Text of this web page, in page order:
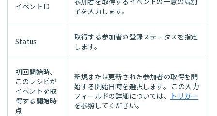
イベントID
子を入力します。
Status
取得する参加者の登録ステータスを指定
します。
初回開始時、
このレシピが
イベントを取
得する開始時
点
新規または更新された参加者の取得を開
始する開始日時を選択します。 この入力
フィールドの詳細については、
トリガー
を参照してください。